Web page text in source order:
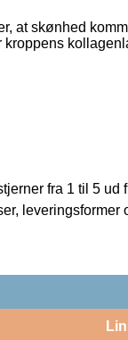
at skønhed
fra 1 til 5 ud
leveringsformer